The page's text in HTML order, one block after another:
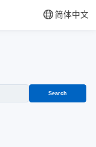
简体中文
Search